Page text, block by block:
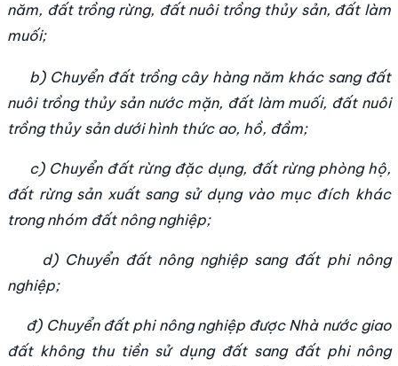
năm, đất trồng rừng, đất nuôi trồng thủy sản, đất làm
muối;
b) Chuyển đất trồng cây hàng năm khác sang đất
nuôi trồng thủy sản nước mặn, đất làm muối, đất nuôi
trồng thủy sản dưới hình thức ao, hồ, đầm;
c) Chuyển đất rừng đặc dụng, đất rừng phòng hộ,
đất rừng sản xuất sang sử dụng vào mục đích khác
trong nhóm đất nông nghiệp;
d) Chuyển đất nông nghiệp sang đất phi nông
nghiệp;
đ) Chuyển đất phi nông nghiệp được Nhà nước giao
đất không thu tiền sử dụng đất sang đất phi nông